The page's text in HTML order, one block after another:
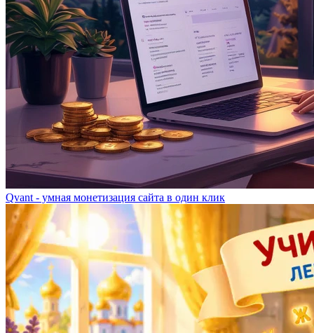
Qvant - умная монетизация сайта в один клик